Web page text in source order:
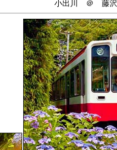
小出川 ＠ 藤沢